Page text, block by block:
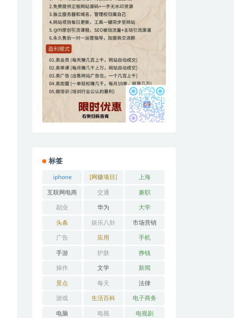
标签
iphone [网赚项目] 上海
互联网电商 交通 兼职
副业 华为 大学
头条 娱乐八卦 市场营销
广告 应用 手机
手游 护肤 挣钱
操作 文学 新闻
景点 每天 法律
游戏 生活百科 电子商务
电脑 电视 电视剧